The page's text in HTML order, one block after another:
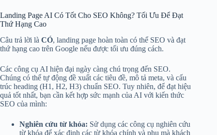
Landing Page AI Có Tốt Cho SEO Không? Tối Ưu Để Đạt
Thứ Hạng Cao
Câu trả lời là CÓ, landing page hoàn toàn có thể SEO và đạt
thứ hạng cao trên Google nếu được tối ưu đúng cách.
Các công cụ AI hiện đại ngày càng chú trọng đến SEO.
Chúng có thể tự động đề xuất các tiêu đề, mô tả meta, và cấu
trúc heading (H1, H2, H3) chuẩn SEO. Tuy nhiên, để đạt hiệu
quả tốt nhất, bạn cần kết hợp sức mạnh của AI với kiến thức
SEO của mình:
Nghiên cứu từ khóa: Sử dụng các công cụ nghiên cứu
từ khóa để xác định các từ khóa chính và phụ mà khách